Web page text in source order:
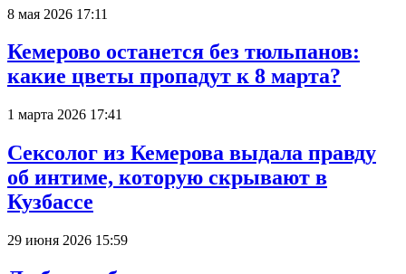
8 мая 2026 17:11
Кемерово останется без тюльпанов:
какие цветы пропадут к 8 марта?
1 марта 2026 17:41
Сексолог из Кемерова выдала правду
об интиме, которую скрывают в
Кузбассе
29 июня 2026 15:59